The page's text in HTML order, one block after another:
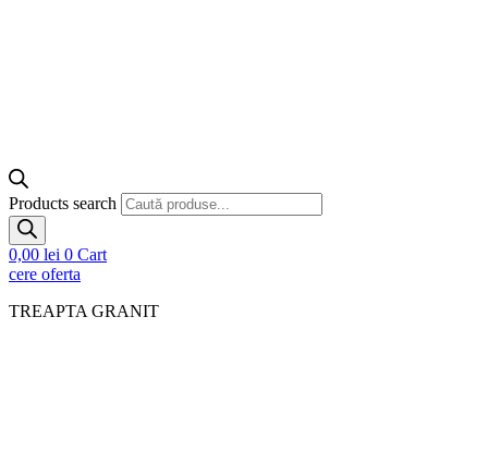
Products search
0,00 lei 0 Cart
cere oferta
TREAPTA GRANIT